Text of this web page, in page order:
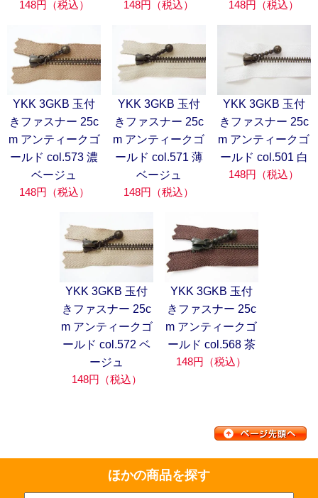
148円（税込）
148円（税込）
148円（税込）
YKK 3GKB 玉付
きファスナー 25c
m アンティークゴ
ールド col.573 濃
ベージュ
148円（税込）
YKK 3GKB 玉付
きファスナー 25c
m アンティークゴ
ールド col.571 薄
ベージュ
148円（税込）
YKK 3GKB 玉付
きファスナー 25c
m アンティークゴ
ールド col.501 白
148円（税込）
YKK 3GKB 玉付
きファスナー 25c
m アンティークゴ
ールド col.572 ベ
ージュ
148円（税込）
YKK 3GKB 玉付
きファスナー 25c
m アンティークゴ
ールド col.568 茶
148円（税込）
ほかの商品を探す